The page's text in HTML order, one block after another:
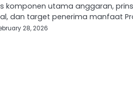
komponen utama anggaran,
dan target penerima manfaat
28, 2026